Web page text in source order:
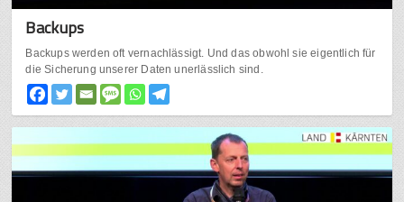
Backups
Backups werden oft vernachlässigt. Und das obwohl sie eigentlich für
die Sicherung unserer Daten unerlässlich sind.